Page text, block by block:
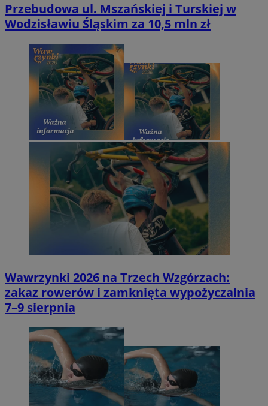
Przebudowa ul. Mszańskiej i Turskiej w
Wodzisławiu Śląskim za 10,5 mln zł
Wawrzynki 2026 na Trzech Wzgórzach:
zakaz rowerów i zamknięta wypożyczalnia
7–9 sierpnia